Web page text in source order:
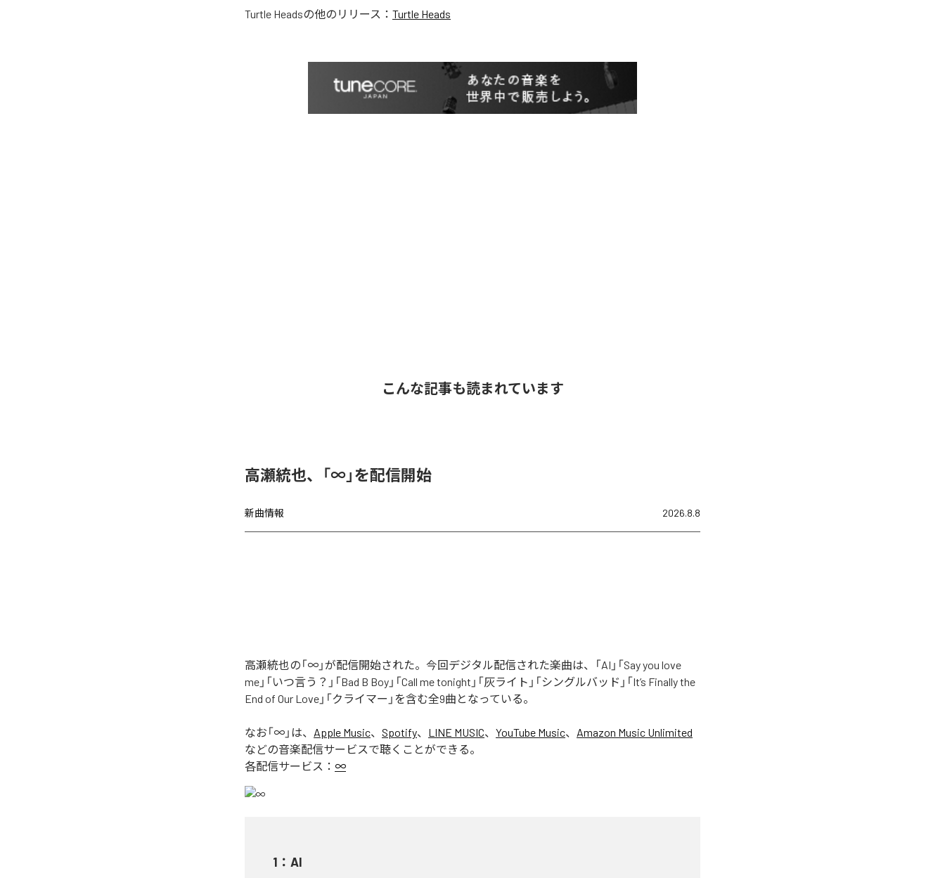
Turtle Headsの他のリリース： Turtle Heads
こんな記事も読まれています
高瀬統也、「∞」を配信開始
新曲情報 2026.8.8
高瀬統也の「∞」が配信開始された。今回デジタル配信された楽曲は、「AI」「Say you love
me」「いつ言う？」「Bad B Boy」「Call me tonight」「灰ライト」「シングルバッド」「It’s Finally the
End of Our Love」「クライマー」を含む全9曲となっている。
なお「∞ 」は、 Apple Music、 Spotify、 LINE MUSIC、 YouTube Music、 Amazon Music Unlimited
などの音楽配信サービスで聴くことができる。
各配信サービス： ∞
1 ： AI